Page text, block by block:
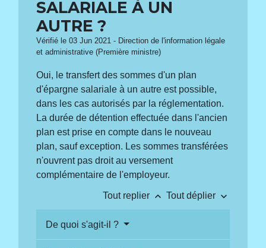
SALARIALE À UN
AUTRE ?
Vérifié le 03 Jun 2021 - Direction de l'information légale
et administrative (Première ministre)
Oui, le transfert des sommes d'un plan
d'épargne salariale à un autre est possible,
dans les cas autorisés par la réglementation.
La durée de détention effectuée dans l'ancien
plan est prise en compte dans le nouveau
plan, sauf exception. Les sommes transférées
n'ouvrent pas droit au versement
complémentaire de l'employeur.
Tout replier keyboard_arrow_up Tout déplier keyboard_arrow_down
De quoi s'agit-il ?